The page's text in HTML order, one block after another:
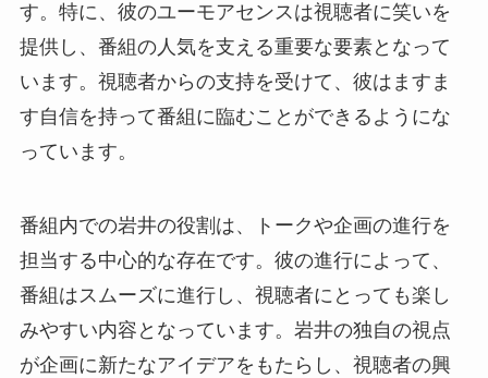
す。特に、彼のユーモアセンスは視聴者に笑いを
提供し、番組の人気を支える重要な要素となって
います。視聴者からの支持を受けて、彼はますま
す自信を持って番組に臨むことができるようにな
っています。
番組内での岩井の役割は、トークや企画の進行を
担当する中心的な存在です。彼の進行によって、
番組はスムーズに進行し、視聴者にとっても楽し
みやすい内容となっています。岩井の独自の視点
が企画に新たなアイデアをもたらし、視聴者の興